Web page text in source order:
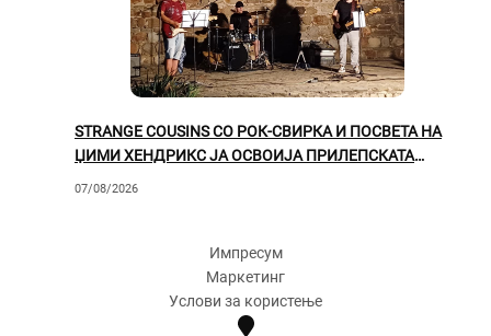
STRANGE COUSINS СО РОК-СВИРКА И ПОСВЕТА НА
ЏИМИ ХЕНДРИКС ЈА ОСВОИЈА ПРИЛЕПСКАТА
07/08/2026
Импресум
Маркетинг
Услови за користење